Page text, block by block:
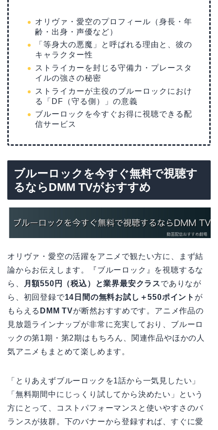
オリヴァ・愛空のプロフィール（身長・年
齢・出身・声優など）
「等身大の悪魔」と呼ばれる理由と、彼の
キャラクター性
ストライカーを封じる守備力・プレースタ
イルの強さの秘密
ストライカーが主役のブルーロックにおけ
る「DF（守る側）」の意義
ブルーロックを今すぐお得に視聴できる配
信サービス
ブルーロックを今すぐ無料で視聴す
るならDMM TVがおすすめ
オリヴァ・愛空の活躍をアニメで観たい方に、まず結
論からお伝えします。『ブルーロック』を視聴するな
ら、
月額550円（税込）と業界最安クラスでありなが
ら、初回登録で14日間の無料お試し＋550ポイント が
もらえる DMM TVが断然おすすめです。アニメ作品の
見放題ラインナップが非常に充実しており、ブルーロ
ックの第1期・第2期はもちろん、関連作品やほかの人
気アニメもまとめて楽しめます。
「とりあえずブルーロックを1話から一気見したい」
「無料期間中にじっくり試してから決めたい」という
方にとって、コストパフォーマンスと使いやすさのバ
ランスが抜群。下のバナーから登録すれば、すぐに愛